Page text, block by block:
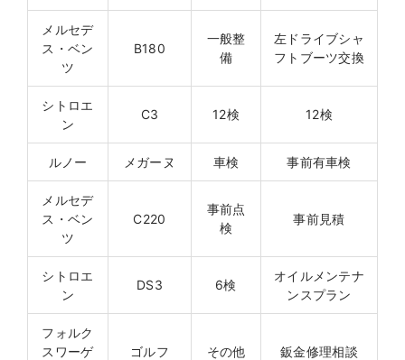
メルセデ
ス・ベン
ツ
B180
一般整
備
左ドライブシャ
フトブーツ交換
シトロエ
ン
C3 12検 12検
ルノー メガーヌ 車検 事前有車検
メルセデ
ス・ベン
ツ
C220
事前点
検
事前見積
シトロエ
ン
DS3 6検
オイルメンテナ
ンスプラン
フォルク
スワーゲ
ゴルフ その他 鈑金修理相談